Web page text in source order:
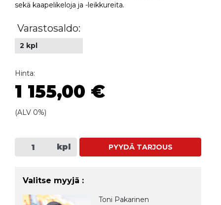
sekä kaapelikeloja ja -leikkureita.
Varastosaldo:
2 kpl
Hinta:
1 155,00 €
(ALV 0%)
kpl PYYDÄ TARJOUS
Valitse myyjä :
Toni Pakarinen